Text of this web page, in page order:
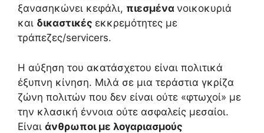
ξανασηκώνει κεφάλι, πιεσμένα νοικοκυριά
και δικαστικές εκκρεμότητες με
τράπεζες/servicers.
Η αύξηση του ακατάσχετου είναι πολιτικά
έξυπνη κίνηση. Μιλά σε μια τεράστια γκρίζα
ζώνη πολιτών που δεν είναι ούτε «φτωχοί» με
την κλασική έννοια ούτε ασφαλείς μεσαίοι.
Είναι άνθρωποι με λογαριασμούς